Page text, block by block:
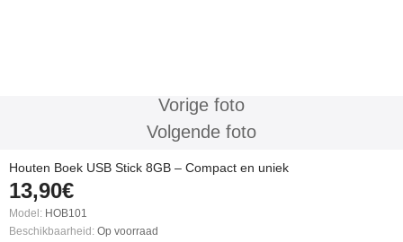
Vorige foto
Volgende foto
Houten Boek USB Stick 8GB – Compact en uniek
13,90€
Model: HOB101
Beschikbaarheid: Op voorraad